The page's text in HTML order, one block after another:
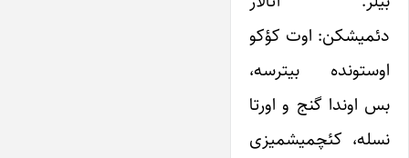
دئمیشکن: اوت کؤکو
اوستونده بیترسه،
بس اوندا گنج و اورتا
نسله، کئچمیشمیزی